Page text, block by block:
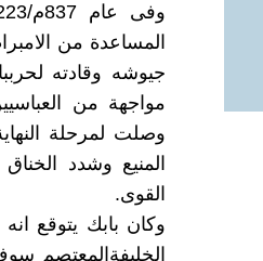
المساعدة من
جيوشه وقادته
مواجهة من
وصلت لمرحلة
المنيع وشدد
القوى.
وكان بابك يتوقع
الخليفةالمعتصم